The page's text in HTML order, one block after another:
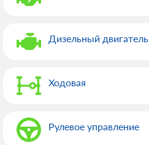
Дизельный двигатель
Ходовая
Рулевое управление